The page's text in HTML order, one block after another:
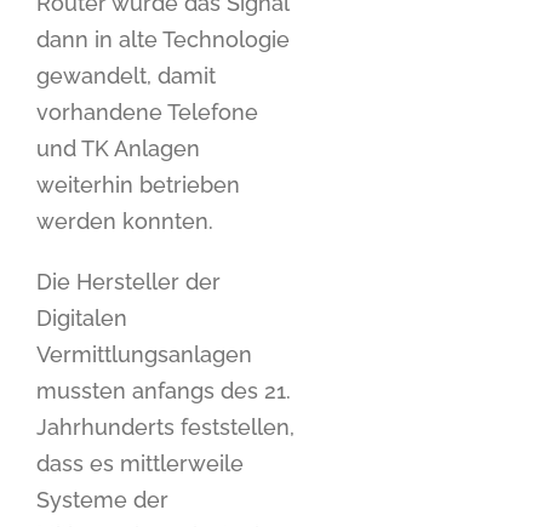
dann in alte Technologie
gewandelt, damit
vorhandene Telefone
und TK Anlagen
weiterhin betrieben
werden konnten.
Die Hersteller der
Digitalen
Vermittlungsanlagen
mussten anfangs des 21.
Jahrhunderts feststellen,
dass es mittlerweile
Systeme der